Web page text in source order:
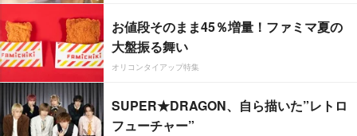
お値段そのまま45％増量！ファミマ夏の
大盤振る舞い
オリコンタイアップ特集
SUPER★DRAGON、自ら描いた”レトロ
フューチャー”